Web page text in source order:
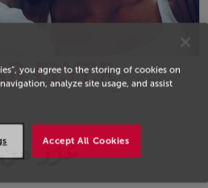
FLYER
عزز
you agree to the storing of cookies on
analyze site usage, and assist
Accept All Cookies